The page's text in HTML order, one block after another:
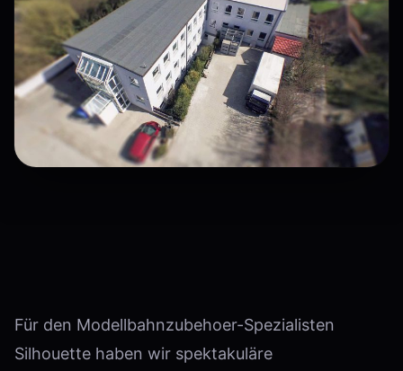
Für den Modellbahnzubehoer-Spezialisten
Silhouette haben wir spektakuläre